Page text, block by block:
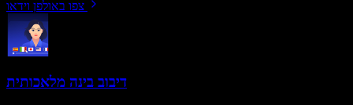
צפו באולפן וידאו
דיבוב בינה מלאכותית